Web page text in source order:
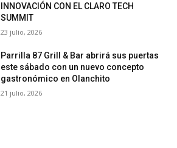
INNOVACIÓN CON EL CLARO TECH
SUMMIT
23 julio, 2026
Parrilla 87 Grill & Bar abrirá sus puertas
este sábado con un nuevo concepto
gastronómico en Olanchito
21 julio, 2026